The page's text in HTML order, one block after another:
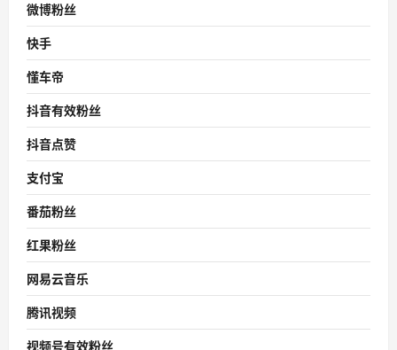
微博粉丝
快手
懂车帝
抖音有效粉丝
抖音点赞
支付宝
番茄粉丝
红果粉丝
网易云音乐
腾讯视频
视频号有效粉丝